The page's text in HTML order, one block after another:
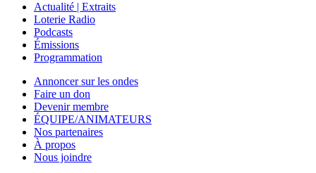
Actualité | Extraits
Loterie Radio
Podcasts
Émissions
Programmation
Annoncer sur les ondes
Faire un don
Devenir membre
ÉQUIPE/ANIMATEURS
Nos partenaires
À propos
Nous joindre